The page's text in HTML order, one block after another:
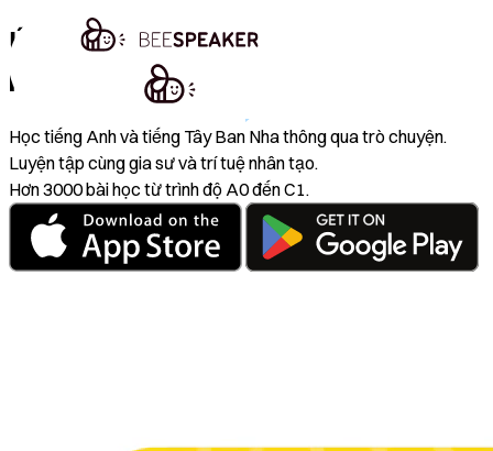
Ứng dụng học tiếng Anh đầu tiên
khuyến khích bạn
Học tiếng Anh và tiếng Tây Ban Nha thông qua trò chuyện.
Luyện tập cùng gia sư và trí tuệ nhân tạo.
Hơn 3000 bài học từ trình độ A0 đến C1.